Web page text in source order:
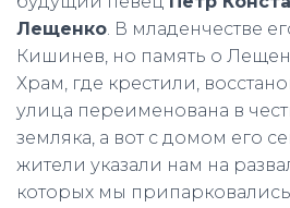
Лещенко. В младенчестве
Кишинев, но память о
Храм, где крестили,
улица переименована в
земляка, а вот с домом его
жители указали нам на
которых мы